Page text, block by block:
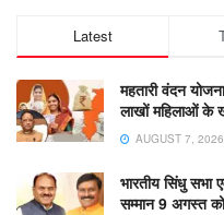
Latest
महतारी वंदन
लाखों महिलाओं के
AUGUST 7, 2026
भारतीय सिंधु सभा
सम्मान 9 अगस्त